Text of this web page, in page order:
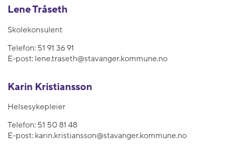
Lene Tråseth
Skolekonsulent
Telefon: 51 91 36 91
E-post: lene.traseth@stavanger.kommune.no
Karin Kristiansson
Helsesykepleier
Telefon: 51 50 81 48
E-post: karin.kristiansson@stavanger.kommune.no